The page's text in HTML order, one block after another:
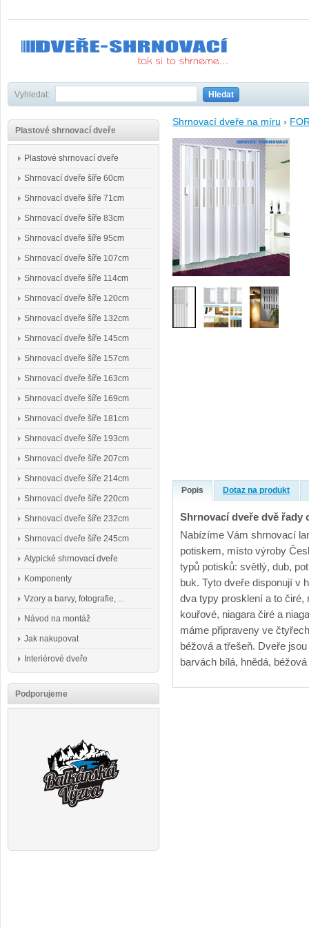
Vyhledat: Hledat
Shrnovací dveře na míru ›
Popis Dotaz na produkt
Shrnovací dveře dvě řady
Nabízíme Vám shrnovací
potiskem, místo výroby
typů potisků: světlý, dub,
buk. Tyto dveře disponují v
dva typy prosklení a to čiré,
kouřové, niagara čiré a
máme připraveny ve
béžová a třešeň. Dveře
barvách bílá, hnědá,
Plastové shrnovací dveře
Plastové shrnovací dveře
Shrnovací dveře šíře 60cm
Shrnovací dveře šíře 71cm
Shrnovací dveře šíře 83cm
Shrnovací dveře šíře 95cm
Shrnovací dveře šíře 107cm
Shrnovací dveře šíře 114cm
Shrnovací dveře šíře 120cm
Shrnovací dveře šíře 132cm
Shrnovací dveře šíře 145cm
Shrnovací dveře šíře 157cm
Shrnovací dveře šíře 163cm
Shrnovací dveře šíře 169cm
Shrnovací dveře šíře 181cm
Shrnovací dveře šíře 193cm
Shrnovací dveře šíře 207cm
Shrnovací dveře šíře 214cm
Shrnovací dveře šíře 220cm
Shrnovací dveře šíře 232cm
Shrnovací dveře šíře 245cm
Atypické shrnovací dveře
Komponenty
Vzory a barvy, fotografie, ...
Návod na montáž
Jak nakupovat
Interiérové dveře
Podporujeme